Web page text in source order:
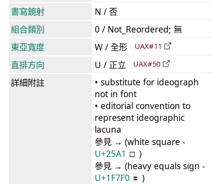
書寫鏡射
N / 否
組合類別
0 / Not_Reordered; 無
東亞寬度
W / 全形 UAX#11
直排方向 U / 正立 UAX#50
詳細附註
• substitute for ideograph
not in font
• editorial convention to
represent ideographic
lacuna
參見 → (white square -
U+25A1 □ )
參見 → (heavy equals sign -
U+1F7F0 🟰 )